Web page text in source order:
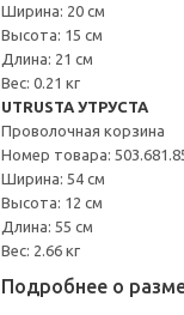
Ширина: 20 см
Высота: 15 см
Длина: 21 см
Вес: 0.21 кг
UTRUSTA УТРУСТА
Проволочная корзина
Номер товара:
Ширина: 54 см
Высота: 12 см
Длина: 55 см
Вес: 2.66 кг
Подробнее о